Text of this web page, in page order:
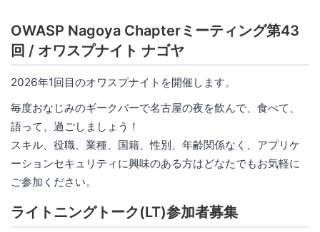
OWASP Nagoya Chapterミーティング第43
回 / オワスプナイト ナゴヤ
2026年1回目のオワスプナイトを開催します。
毎度おなじみのギークバーで名古屋の夜を飲んで、食べて、
語って、過ごしましょう！
スキル、役職、業種、国籍、性別、年齢関係なく、アプリケ
ーションセキュリティに興味のある方はどなたでもお気軽に
ご参加ください。
ライトニングトーク(LT)参加者募集